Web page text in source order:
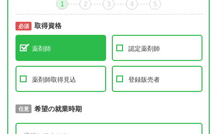
1 2 3 4 5
必須 取得資格
薬剤師 認定薬剤師
薬剤師取得見込 登録販売者
必須 取得予定年
任意 希望の就業時期